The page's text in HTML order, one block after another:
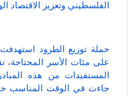
الفلسطيني وتعزيز الاقتصاد
حملة توزيع الطرود استهدفت
على مئات الأسر المحتاجة،
المستفيدات من هذه
جاءت في الوقت المناسب